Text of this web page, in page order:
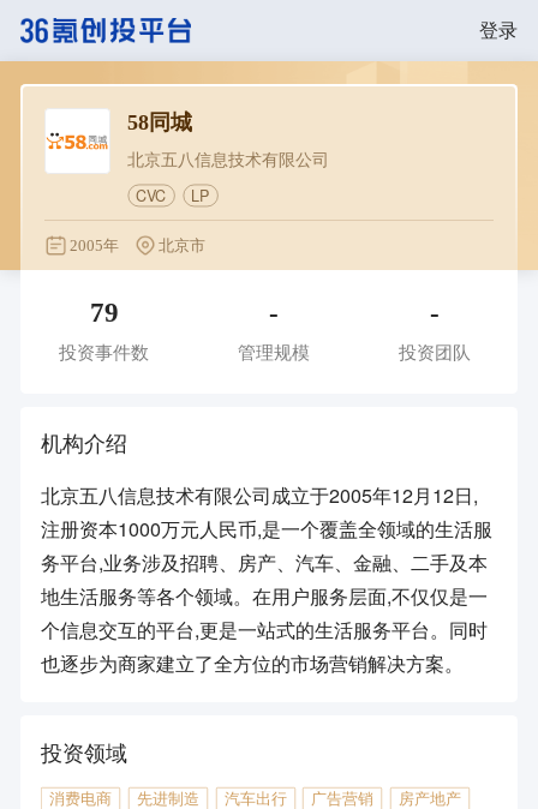
登录
58同城
北京五八信息技术有限公司
CVC LP
2005年 北京市
79
投资事件数
-
管理规模
-
投资团队
机构介绍
北京五八信息技术有限公司成立于2005年12月12日,
注册资本1000万元人民币,是一个覆盖全领域的生活服
务平台,业务涉及招聘、房产、汽车、金融、二手及本
地生活服务等各个领域。在用户服务层面,不仅仅是一
个信息交互的平台,更是一站式的生活服务平台。同时
也逐步为商家建立了全方位的市场营销解决方案。
投资领域
消费电商 先进制造 汽车出行 广告营销 房产地产